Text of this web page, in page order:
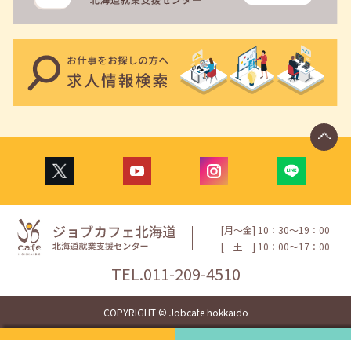
[月〜金] 10：30〜19：00
[
土 ] 10：00〜17：00
TEL.011-209-4510
COPYRIGHT © Jobcafe hokkaido